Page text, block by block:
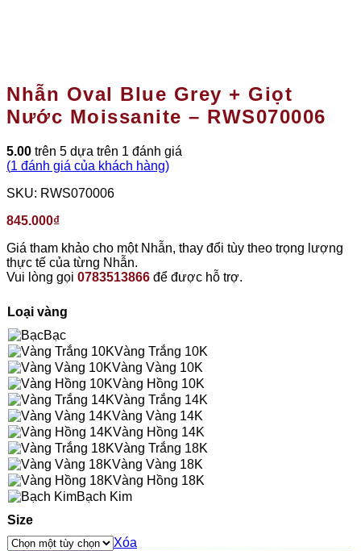
Nhẫn Oval Blue Grey + Giọt
Nước Moissanite – RWS070006
5.00 trên 5 dựa trên 1 đánh giá
(1 đánh giá của khách hàng)
SKU: RWS070006
845.000₫
Giá tham khảo cho một Nhẫn, thay đổi tùy theo trọng lượng
thực tế của từng Nhẫn.
Vui lòng gọi 0783513866 để được hỗ trợ.
Loại vàng
Bạc
Vàng Trắng 10K
Vàng Vàng 10K
Vàng Hồng 10K
Vàng Trắng 14K
Vàng Vàng 14K
Vàng Hồng 14K
Vàng Trắng 18K
Vàng Vàng 18K
Vàng Hồng 18K
Bạch Kim
Size
Xóa